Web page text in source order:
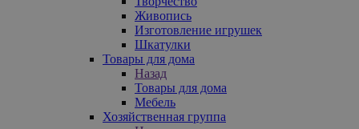
Живопись
Изготовление игрушек
Шкатулки
Товары для дома
Назад
Товары для дома
Мебель
Хозяйственная группа